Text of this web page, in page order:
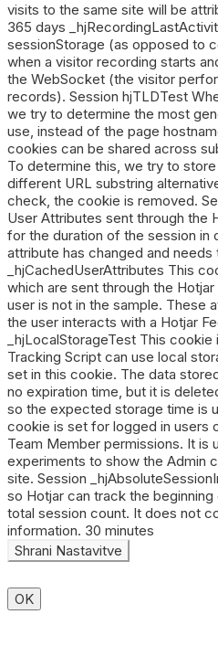
visits to the same site will be
365 days
sessionStorage (as opposed to
when a visitor recording starts
the WebSocket (the visitor
records). Session hjTLDTest
we try to determine the most
use, instead of the page
cookies can be shared across
To determine this, we try to
different URL substring
check, the cookie is removed.
User Attributes sent through the
for the duration of the session in
attribute has changed and
_hjCachedUserAttributes This
which are sent through the
user is not in the sample. These
the user interacts with a Hotjar
_hjLocalStorageTest This
Tracking Script can use local
set in this cookie. The data
no expiration time, but it is
so the expected storage time is
cookie is set for logged in users
Team Member permissions. It is
experiments to show the Admin
site. Session
so Hotjar can track the
total session count. It does not
information. 30 minutes
OK